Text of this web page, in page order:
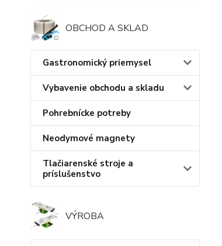
OBCHOD A SKLAD
Gastronomický priemysel
Vybavenie obchodu a skladu
Pohrebnícke potreby
Neodymové magnety
Tlačiarenské stroje a
príslušenstvo
VÝROBA